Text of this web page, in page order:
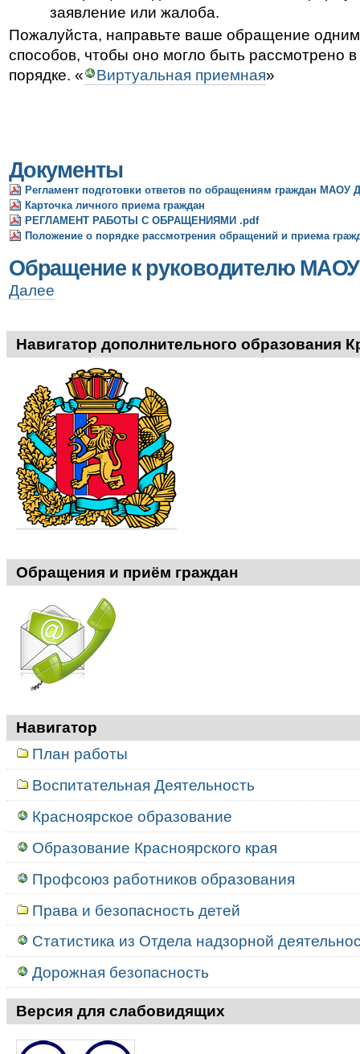
заявление или жалоба.
Пожалуйста, направьте ваше обращение
способов, чтобы оно могло быть рассмотрено
порядке. «
Виртуальная приемная»
Документы
Регламент подготовки ответов по обращениям граждан МАОУ
Карточка личного приема граждан
РЕГЛАМЕНТ РАБОТЫ С ОБРАЩЕНИЯМИ .pdf
Положение о порядке рассмотрения обращений и приема
Обращение к руководителю
Обращение
к
МАОУ
ДО
Далее
Навигатор дополнительного образования
Обращения и приём граждан
Навигатор
План работы
Воспитательная Деятельность
Красноярское образование
Образование Красноярского края
Профсоюз работников образования
Права и безопасность детей
Статистика из Отдела надзорной
Дорожная безопасность
Версия для слабовидящих